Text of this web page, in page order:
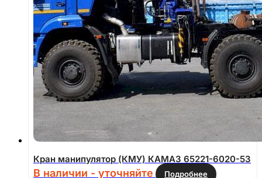
Кран манипулятор (КМУ) КАМАЗ 65221-6020-53
В наличии - уточняйте Подробнее